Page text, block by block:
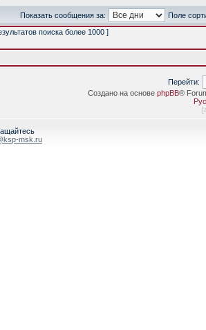
Показать сообщения за:
Поле
поиска более 1000 ]
Перейти:
Создано на основе phpBB®
[
msk.ru